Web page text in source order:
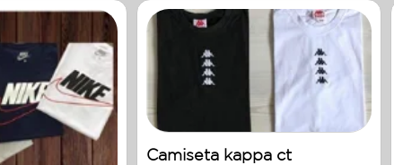
Camiseta kappa ct